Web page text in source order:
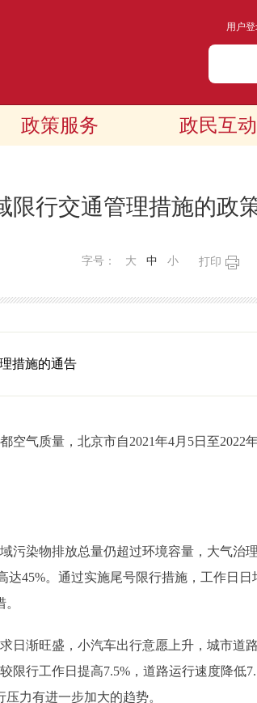
用户
政策服务 政民互动
限行交通管理措施的政
打印
字号： 大 中 小
措施的通告
气质量，北京市自2021年4月5日至2022
染物排放总量仍超过环境容量，大气治
45%。通过实施尾号限行措施，工作日日
渐旺盛，小汽车出行意愿上升，城市道
行工作日提高7.5%，道路运行速度降低
力有进一步加大的趋势。